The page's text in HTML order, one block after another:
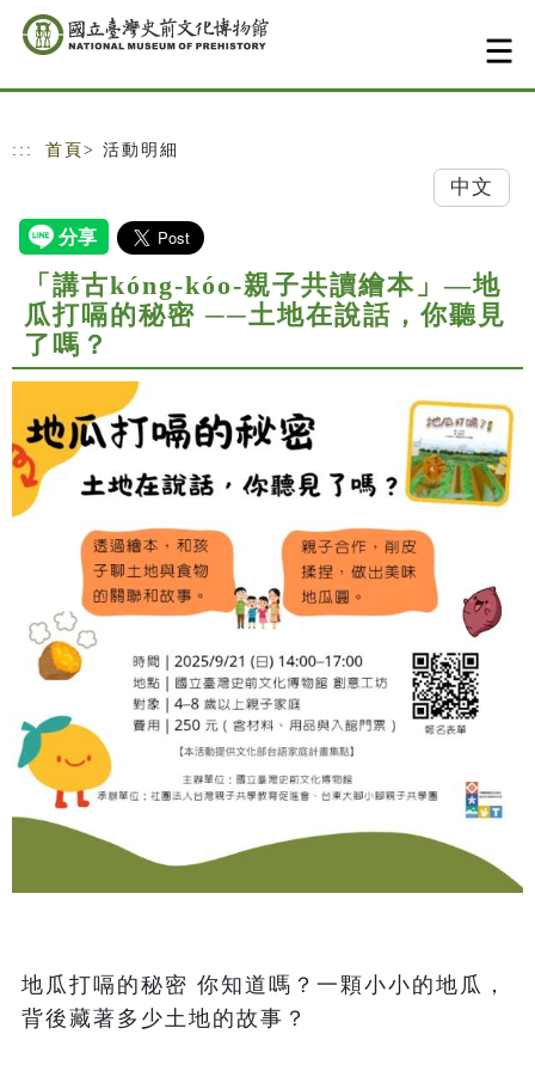
跳到主要內容
網站導覽
::: 首頁 > 活動明細
中文
「講古kóng-kóo-親子共讀繪本」—地
瓜打嗝的秘密 ──土地在說話，你聽見
了嗎？
地瓜打嗝的秘密 你知道嗎？一顆小小的地瓜，
背後藏著多少土地的故事？